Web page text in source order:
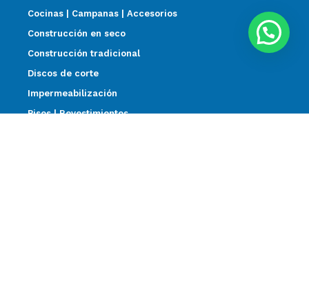
Cocinas | Campanas | Accesorios
Construcción en seco
Construcción tradicional
Discos de corte
Impermeabilización
Pisos | Revestimientos